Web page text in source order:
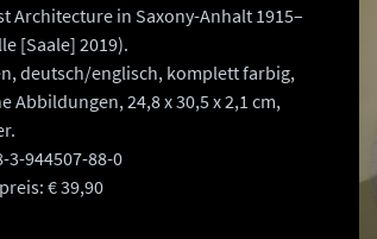
Architecture in Saxony-Anhalt 1915–
[Saale] 2019).
deutsch/englisch, komplett farbig,
Abbildungen, 24,8 x 30,5 x 2,1 cm,
3-944507-88-0
€ 39,90